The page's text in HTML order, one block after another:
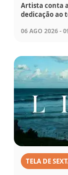
Artista conta
dedicação ao
06 AGO 2026 -
TELA DE